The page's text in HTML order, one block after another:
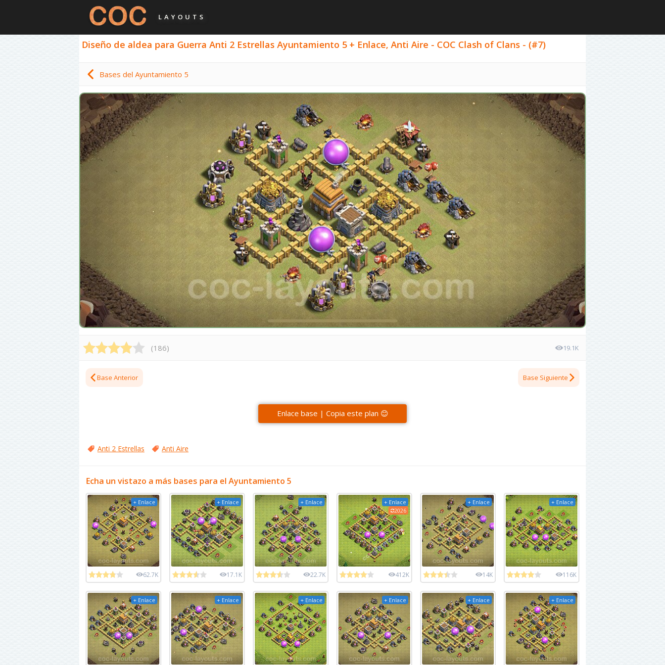
LAYOUTS
Diseño de aldea para Guerra Anti 2 Estrellas Ayuntamiento 5 + Enlace, Anti Aire - COC Clash of Clans - (#7)
Bases del Ayuntamiento 5
(186) 19.1K
Base Anterior Base Siguiente
Enlace base | Copia este plan 😊
Anti 2 Estrellas Anti Aire
Echa un vistazo a más bases para el Ayuntamiento 5
+ Enlace
62.7K
+ Enlace
17.1K
+ Enlace
22.7K
+ Enlace
2026
412K
+ Enlace
14K
+ Enlace
116K
+ Enlace + Enlace + Enlace + Enlace + Enlace + Enlace